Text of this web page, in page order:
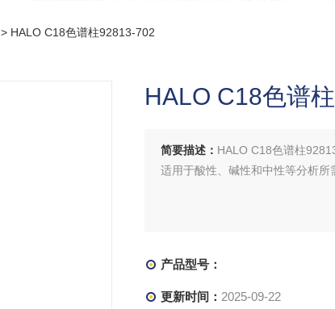
> HALO C18色谱柱92813-702
HALO C18色谱
简要描述： HALO C18色谱柱
适用于酸性、碱性和中性等分析
产品型号：
更新时间： 2025-09-22